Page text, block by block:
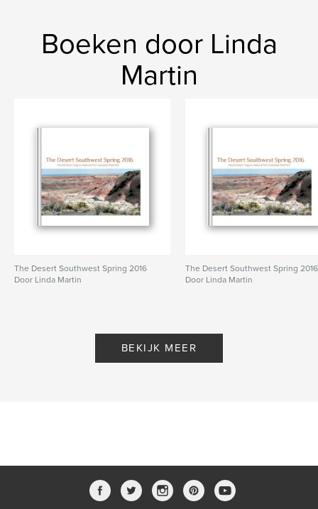
Boeken door Linda
Martin
The Desert Southwest Spring 2016
Door Linda Martin
The Desert Southwest Spring 2016
Door Linda Martin
BEKIJK MEER